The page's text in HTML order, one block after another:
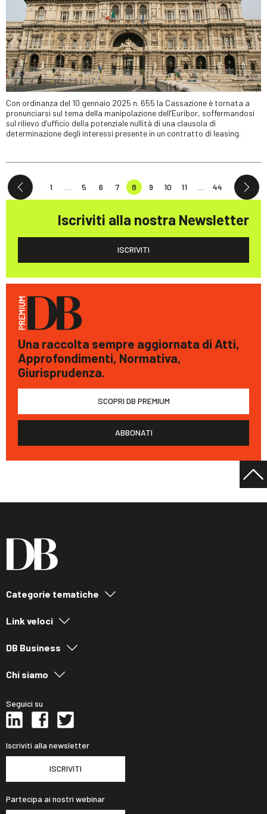
Con ordinanza del 10 gennaio 2025 n. 655 la Cassazione è tornata a
pronunciarsi sul tema della manipolazione dell’Euribor, soffermandosi
sul rilievo d’ufficio della potenziale nullità di una clausola di
determinazione degli interessi presente in un contratto di leasing.
1 5 6 7 8 9 10 11 44
Iscriviti alla nostra Newsletter
ISCRIVITI
Una raccolta sempre aggiornata di Atti,
Approfondimenti, Normativa,
Giurisprudenza.
SCOPRI DB PREMIUM
ABBONATI
Categorie tematiche
Link veloci
DB Business
Chi siamo
Seguici su
Iscriviti alla newsletter
ISCRIVITI
Partecipa ai nostri webinar